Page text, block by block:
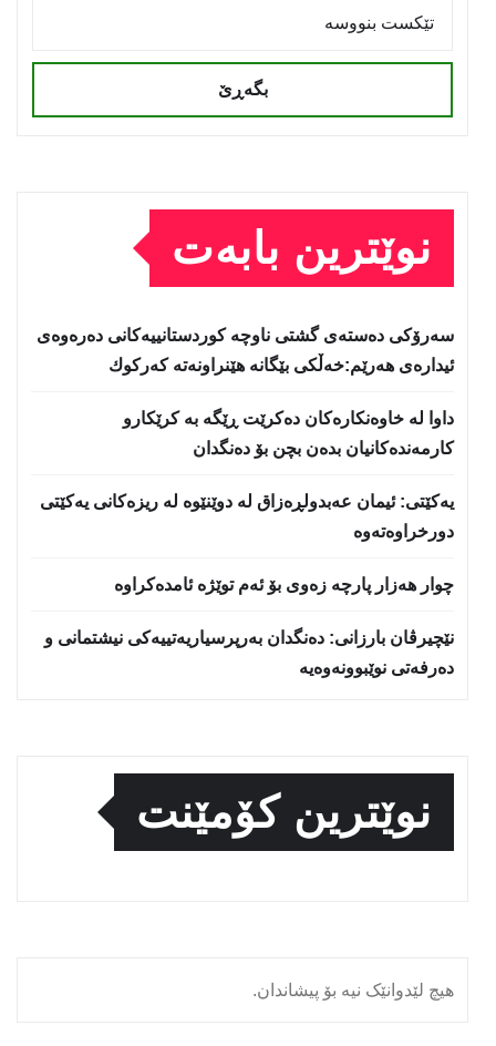
بگەڕێ
نوێترین بابەت
سه‌رۆكی دەستەی گشتی ناوچە كوردستانییەكانی دەرەوەی
ئیدارەی هەرێم:خه‌ڵكی بێگانه‌ هێنراونه‌ته‌ كه‌ركوك
داوا لە خاوەنکارەکان دەکرێت ڕێگە بە کرێکارو
کارمەندەکانیان بدەن بچن بۆ دەنگدان
یه‌كێتی: ئیمان عه‌بدولڕه‌زاق له‌ دوێنێوه‌ له‌ ریزه‌كانی یه‌كێتی
دورخراوه‌ته‌وه‌
چوار هەزار پارچە زەوی بۆ ئەم توێژە ئامدەکراوە
نێچيرڤان بارزانى: دەنگدان بەرپرسیاريه‌تییەکی نیشتمانى و
دەرفەتی نوێبوونەوەیە
نوێترین کۆمێنت
هیچ لێدوانێک نیە بۆ پیشاندان.